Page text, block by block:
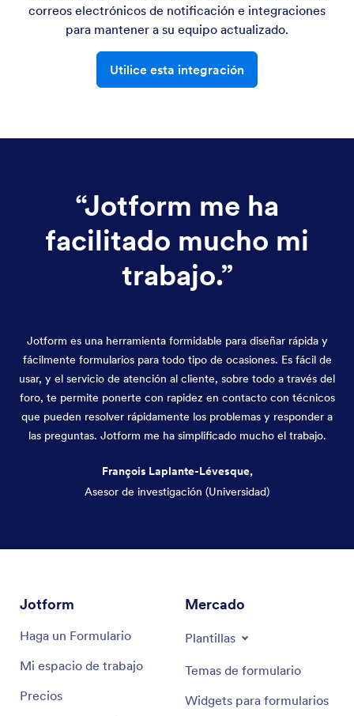
correos electrónicos de notificación e integraciones
para mantener a su equipo actualizado.
Utilice esta integración
“Jotform me ha
facilitado mucho mi
trabajo.”
Jotform es una herramienta formidable para diseñar rápida y
fácilmente formularios para todo tipo de ocasiones. Es fácil de
usar, y el servicio de atención al cliente, sobre todo a través del
foro, te permite ponerte con rapidez en contacto con técnicos
que pueden resolver rápidamente los problemas y responder a
las preguntas. Jotform me ha simplificado mucho el trabajo.
François Laplante-Lévesque,
Asesor de investigación (Universidad)
Jotform
Haga un Formulario
Mi espacio de trabajo
Precios
Mercado
Plantillas
Temas de formulario
Widgets para formularios